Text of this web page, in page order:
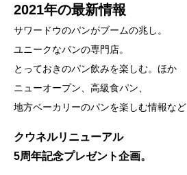
2021年の最新情報
サワードウのパンがブームの兆し。
ユニークなパンの専門店。
とっておきのパン飲みを楽しむ。ほか
ニューオープン、高級食パン、
地方ベーカリーのパンを楽しむ情報など
クウネルリニューアル
5周年記念プレゼント企画。